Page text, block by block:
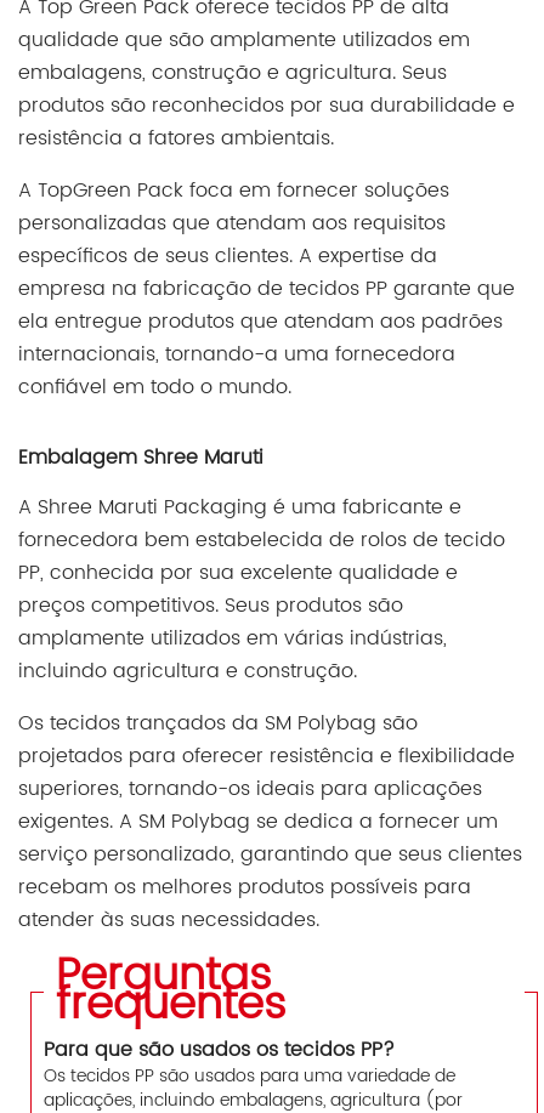
A Top Green Pack oferece tecidos PP de alta
qualidade que são amplamente utilizados em
embalagens, construção e agricultura. Seus
produtos são reconhecidos por sua durabilidade e
resistência a fatores ambientais.
A TopGreen Pack foca em fornecer soluções
personalizadas que atendam aos requisitos
específicos de seus clientes. A expertise da
empresa na fabricação de tecidos PP garante que
ela entregue produtos que atendam aos padrões
internacionais, tornando-a uma fornecedora
confiável em todo o mundo.
Embalagem Shree Maruti
A Shree Maruti Packaging é uma fabricante e
fornecedora bem estabelecida de rolos de tecido
PP, conhecida por sua excelente qualidade e
preços competitivos. Seus produtos são
amplamente utilizados em várias indústrias,
incluindo agricultura e construção.
Os tecidos trançados da SM Polybag são
projetados para oferecer resistência e flexibilidade
superiores, tornando-os ideais para aplicações
exigentes. A SM Polybag se dedica a fornecer um
serviço personalizado, garantindo que seus clientes
recebam os melhores produtos possíveis para
atender às suas necessidades.
Perguntas
frequentes
Para que são usados os tecidos PP?
Os tecidos PP são usados para uma variedade de
aplicações, incluindo embalagens, agricultura (por